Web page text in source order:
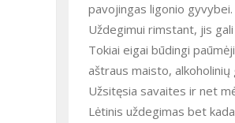
pavojingas ligonio gyvybei.
Uždegimui rimstant, jis
Tokiai eigai būdingi
aštraus maisto, alkoholinių
Užsitęsia savaites ir net
Lėtinis uždegimas bet